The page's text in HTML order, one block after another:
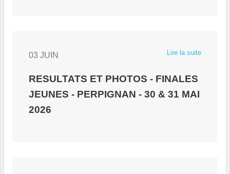
Lire la suite
03 JUIN
RESULTATS ET PHOTOS - FINALES
JEUNES - PERPIGNAN - 30 & 31 MAI
2026